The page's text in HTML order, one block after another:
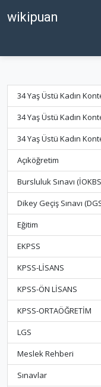
wikipuan
34 Yaş Üstü Kadın
34 Yaş Üstü Kadın
34 Yaş Üstü Kadın
Açıköğretim
Bursluluk Sınavı
Dikey Geçiş Sınavı
Eğitim
EKPSS
KPSS-LİSANS
KPSS-ÖN LİSANS
KPSS-ORTAÖĞRETİM
LGS
Meslek Rehberi
Sınavlar